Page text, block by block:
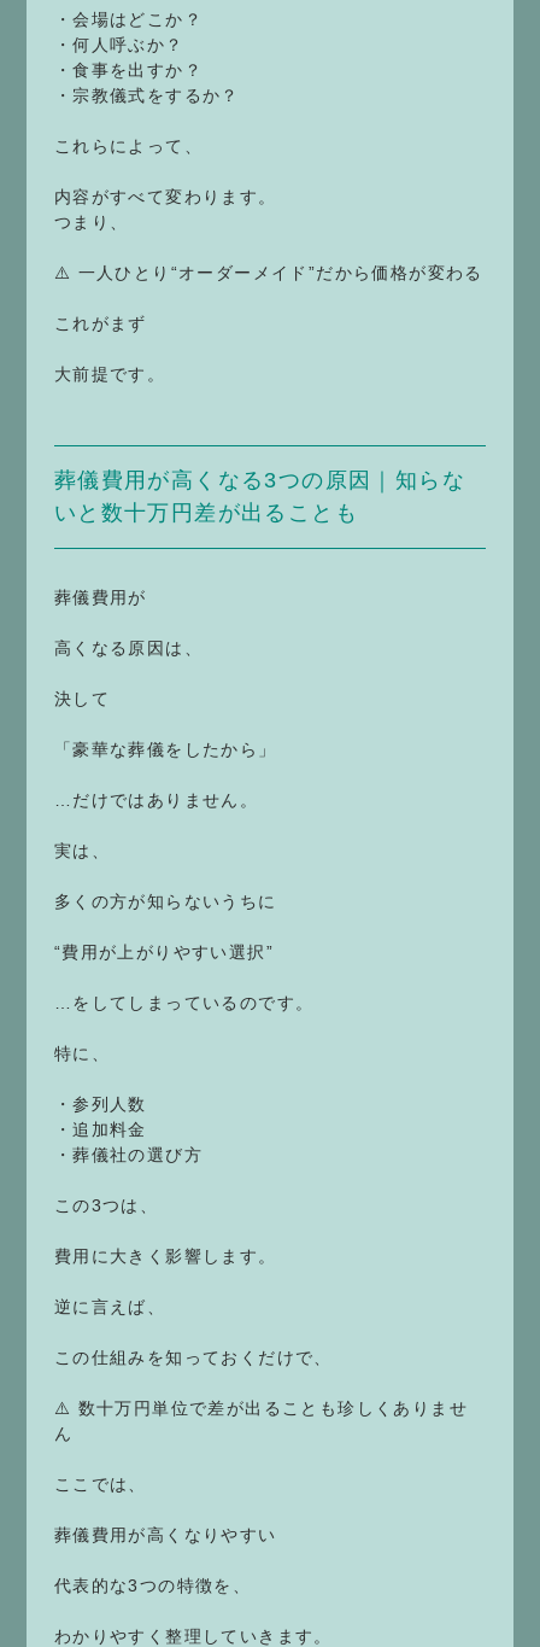
・会場はどこか？
・何人呼ぶか？
・食事を出すか？
・宗教儀式をするか？
これらによって、
内容がすべて変わります。
つまり、
⚠️ 一人ひとり“オーダーメイド”だから価格が変わる
これがまず
大前提です。
葬儀費用が高くなる3つの原因｜知らな
いと数十万円差が出ることも
葬儀費用が
高くなる原因は、
決して
「豪華な葬儀をしたから」
…だけではありません。
実は、
多くの方が知らないうちに
“費用が上がりやすい選択”
…をしてしまっているのです。
特に、
・参列人数
・追加料金
・葬儀社の選び方
この3つは、
費用に大きく影響します。
逆に言えば、
この仕組みを知っておくだけで、
⚠️ 数十万円単位で差が出ることも珍しくありませ
ん
ここでは、
葬儀費用が高くなりやすい
代表的な3つの特徴を、
わかりやすく整理していきます。